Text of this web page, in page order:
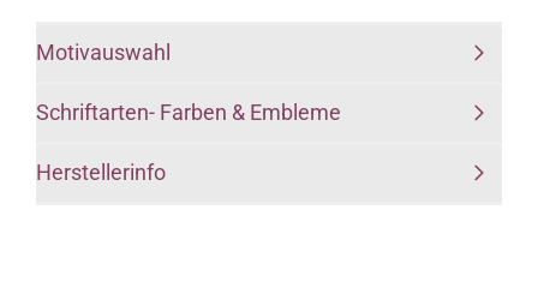
Motivauswahl
Schriftarten- Farben & Embleme
Herstellerinfo